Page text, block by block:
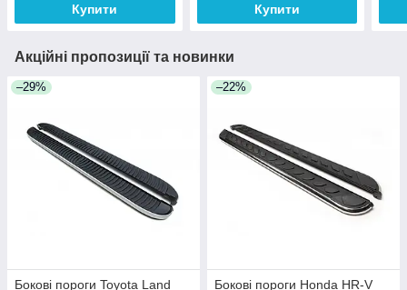
Купити Купити
Акційні пропозиції та новинки
–29%
Бокові пороги Toyota Land
–22%
Бокові пороги Honda HR-V